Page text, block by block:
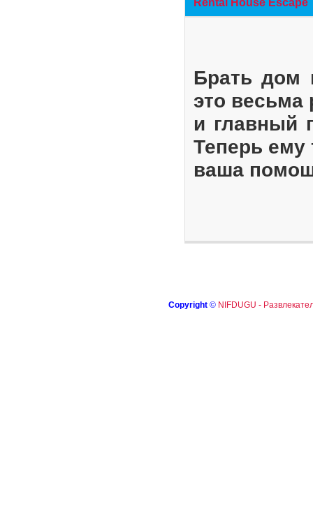
Rental House Escape
Брать дом
это весьма
и главный
Теперь ему
ваша
Copyright © NIFDUGU -